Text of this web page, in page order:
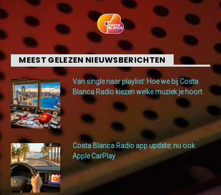
MEEST GELEZEN NIEUWSBERICHTEN
Van single naar playlist: Hoe we bij Costa
Blanca Radio kiezen welke muziek je hoort
Costa Blanca Radio app update: nu ook
Apple CarPlay